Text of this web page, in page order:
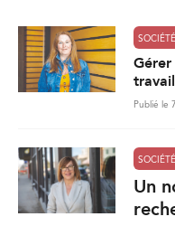
SOCIÉTÉ
travail
Publié le
SOCIÉTÉ
Un